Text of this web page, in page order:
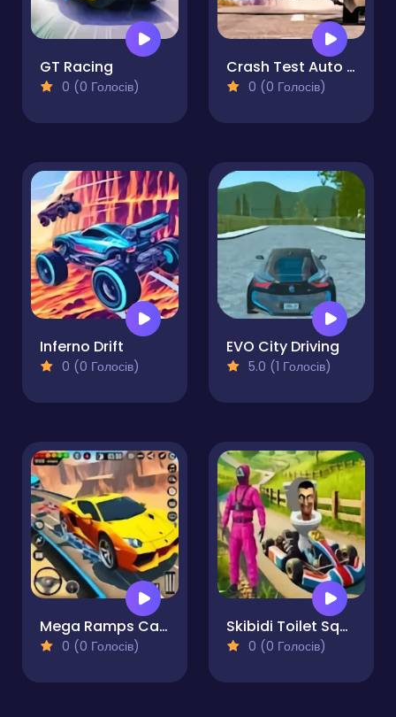
GT Racing
0 (0 Голосів)
Crash Test Auto 3D
0 (0 Голосів)
Inferno Drift
0 (0 Голосів)
EVO City Driving
5.0 (1 Голосів)
Mega Ramps Car Racing Games 3D
0 (0 Голосів)
Skibidi Toilet Squid Game Kart Racing Online
0 (0 Голосів)